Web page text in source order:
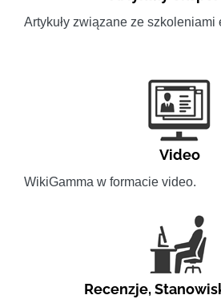
Artykuły związane ze szkoleniami
Video
WikiGamma w formacie video.
Recenzje,